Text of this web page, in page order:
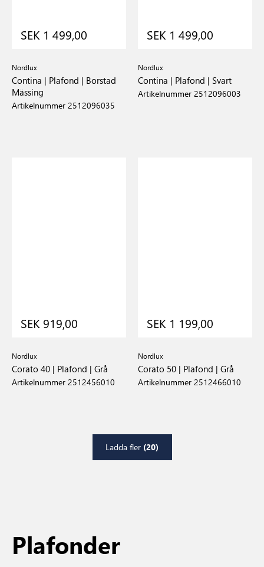
SEK 1 499,00
Nordlux
Contina | Plafond | Borstad
Mässing
Artikelnummer 2512096035
SEK 1 499,00
Nordlux
Contina | Plafond | Svart
Artikelnummer 2512096003
SEK 919,00
Nordlux
Corato 40 | Plafond | Grå
Artikelnummer 2512456010
SEK 1 199,00
Nordlux
Corato 50 | Plafond | Grå
Artikelnummer 2512466010
Ladda fler (20)
Plafonder